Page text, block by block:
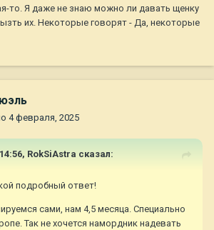
то. Я даже не знаю можно ли давать щенку
их. Некоторые говорят - Да, некоторые
4 февраля, 2025
RokSiAstra сказал:
подробный ответ!
сами, нам 4,5 месяца. Специально
Так не хочется намордник надевать